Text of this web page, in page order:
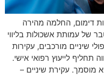
דימום, החלמה מהירה
של עמותת אשכולות בליווי
שיניים מורכבים, עקירות
תחליף לייעוץ רפואי אישי.
מוסמך. עקירת שיניים –